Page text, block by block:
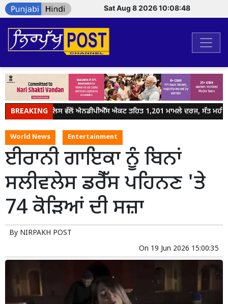
Sat Aug 8 2026 10:08:48
BREAKING
ਜਲੰਧਰ ਪੁਲਿਸ ਵੱਲੋਂ ਐਨਡੀਪੀਐੱਸ ਐਕਟ ਤਹਿਤ 1,201 ਮਾਮਲੇ ਦਰਜ, ਸੱਤ
World News Entertainment
ਈਰਾਨੀ ਗਾਇਕਾ ਨੂੰ ਬਿਨਾਂ
ਸਲੀਵਲੇਸ ਡਰੈੱਸ ਪਹਿਨਣ 'ਤੇ
74 ਕੋੜਿਆਂ ਦੀ ਸਜ਼ਾ
By NIRPAKH POST
On 19 Jun 2026 15:00:35